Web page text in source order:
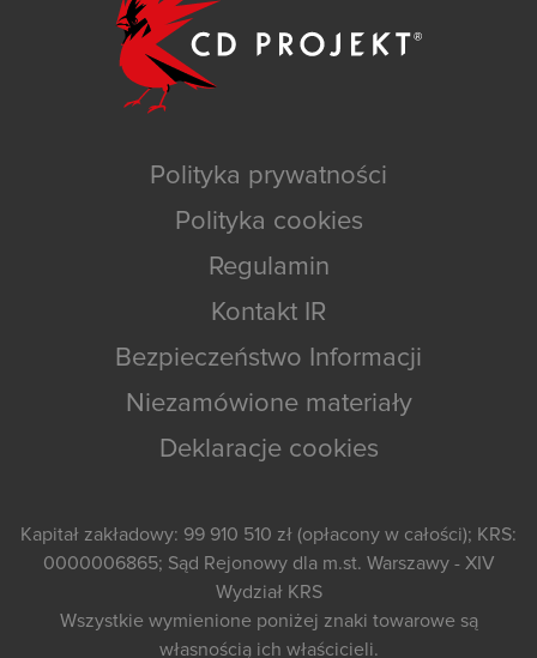
Polityka prywatności
Polityka cookies
Regulamin
Kontakt IR
Bezpieczeństwo Informacji
Niezamówione materiały
Deklaracje cookies
Kapitał zakładowy: 99 910 510 zł (opłacony w całości); KRS:
0000006865; Sąd Rejonowy dla m.st. Warszawy - XIV
Wydział KRS
Wszystkie wymienione poniżej znaki towarowe są
własnością ich właścicieli.